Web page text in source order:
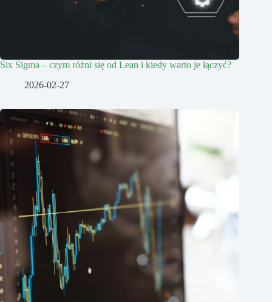
Six Sigma – czym różni się od Lean i kiedy warto je łączyć?
2026-02-27